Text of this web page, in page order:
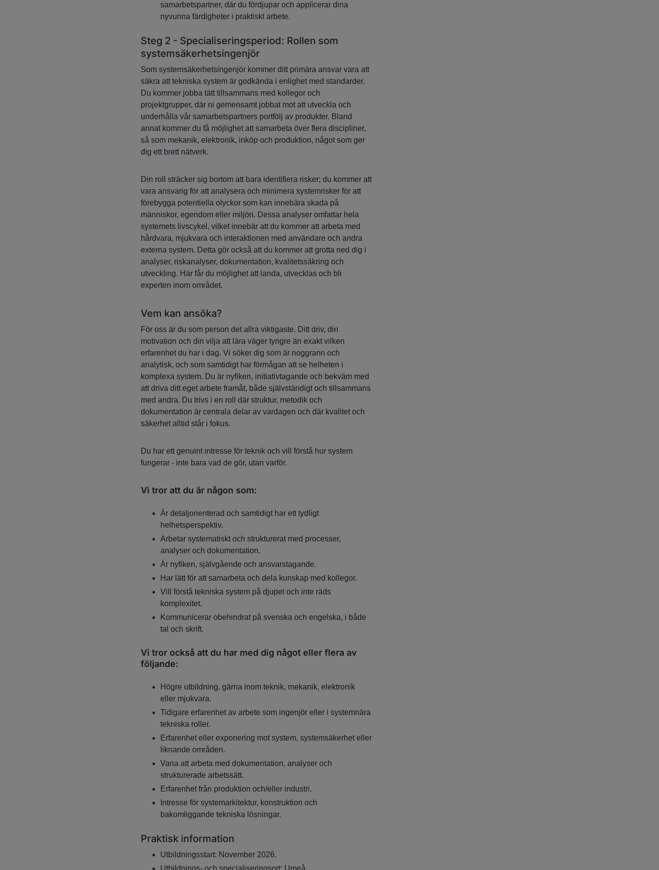
samarbetspartner, där du fördjupar och applicerar dina
nyvunna färdigheter i praktiskt arbete.
Steg 2 - Specialiseringsperiod: Rollen som
systemsäkerhetsingenjör
Som systemsäkerhetsingenjör kommer ditt primära ansvar vara att
säkra att tekniska system är godkända i enlighet med standarder.
Du kommer jobba tätt tillsammans med kollegor och
projektgrupper, där ni gemensamt jobbat mot att utveckla och
underhålla vår samarbetspartners portfölj av produkter. Bland
annat kommer du få möjlighet att samarbeta över flera discipliner,
så som mekanik, elektronik, inköp och produktion, något som ger
dig ett brett nätverk.
Din roll sträcker sig bortom att bara identifiera risker; du kommer att
vara ansvarig för att analysera och minimera systemrisker för att
förebygga potentiella olyckor som kan innebära skada på
människor, egendom eller miljön. Dessa analyser omfattar hela
systemets livscykel, vilket innebär att du kommer att arbeta med
hårdvara, mjukvara och interaktionen med användare och andra
externa system. Detta gör också att du kommer att grotta ned dig i
analyser, riskanalyser, dokumentation, kvalitetssäkring och
utveckling. Här får du möjlighet att landa, utvecklas och bli
experten inom området.
Vem kan ansöka?
För oss är du som person det allra viktigaste. Ditt driv, din
motivation och din vilja att lära väger tyngre än exakt vilken
erfarenhet du har i dag. Vi söker dig som är noggrann och
analytisk, och som samtidigt har förmågan att se helheten i
komplexa system. Du är nyfiken, initiativtagande och bekväm med
att driva ditt eget arbete framåt, både självständigt och tillsammans
med andra. Du trivs i en roll där struktur, metodik och
dokumentation är centrala delar av vardagen och där kvalitet och
säkerhet alltid står i fokus.
Du har ett genuint intresse för teknik och vill förstå hur system
fungerar - inte bara vad de gör, utan varför.
Vi tror att du är någon som:
Är detaljorienterad och samtidigt har ett tydligt
helhetsperspektiv.
Arbetar systematiskt och strukturerat med processer,
analyser och dokumentation.
Är nyfiken, självgående och ansvarstagande.
Har lätt för att samarbeta och dela kunskap med kollegor.
Vill förstå tekniska system på djupet och inte räds
komplexitet.
Kommunicerar obehindrat på svenska och engelska, i både
tal och skrift.
Vi tror också att du har med dig något eller flera av
följande:
Högre utbildning, gärna inom teknik, mekanik, elektronik
eller mjukvara.
Tidigare erfarenhet av arbete som ingenjör eller i systemnära
tekniska roller.
Erfarenhet eller exponering mot system, systemsäkerhet eller
liknande områden.
Vana att arbeta med dokumentation, analyser och
strukturerade arbetssätt.
Erfarenhet från produktion och/eller industri.
Intresse för systemarkitektur, konstruktion och
bakomliggande tekniska lösningar.
Praktisk information
Utbildningsstart: November 2026.